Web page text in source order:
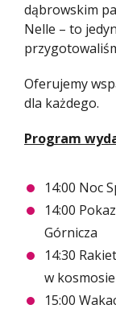
dąbrowskim
Nelle – to
Oferujemy
dla każdego.
Program
14:00 Noc
14:00
Górnicza
14:30
w
15:00